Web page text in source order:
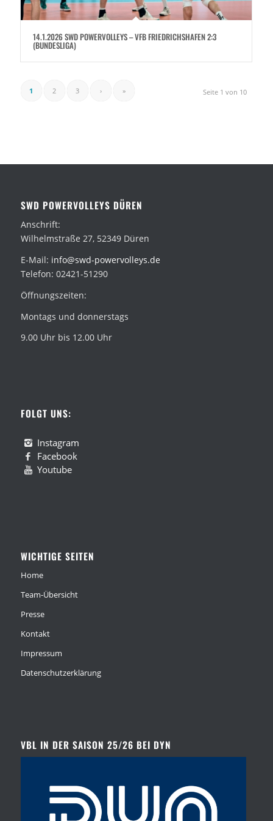
14.1.2026 SWD POWERVOLLEYS – VFB FRIEDRICHSHAFEN 2:3
(BUNDESLIGA)
Seite 1 von 10
1 2 3 › »
SWD POWERVOLLEYS DÜREN
Anschrift:
Wilhelmstraße 27, 52349 Düren
E-Mail: info@swd-powervolleys.de
Telefon: 02421-51290
Öffnungszeiten:
Montags und donnerstags
9.00 Uhr bis 12.00 Uhr
FOLGT UNS:
Instagram
Facebook
Youtube
WICHTIGE SEITEN
Home
Team-Übersicht
Presse
Kontakt
Impressum
Datenschutzerklärung
VBL IN DER SAISON 25/26 BEI DYN